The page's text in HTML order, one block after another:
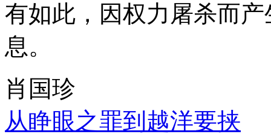
有如此，因权力屠杀而
息。
肖国珍
从睁眼之罪到越洋要挟